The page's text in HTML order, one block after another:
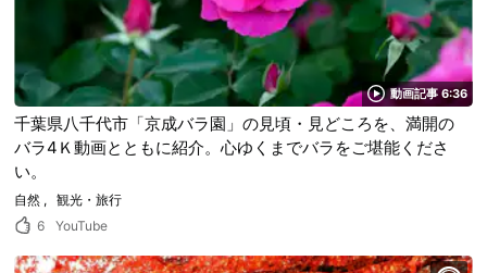
動画記事 6:36
千葉県八千代市「京成バラ園」の見頃・見どころを、満開の
バラ4Ｋ動画とともに紹介。心ゆくまでバラをご堪能くださ
い。
自然
観光・旅行
6
YouTube